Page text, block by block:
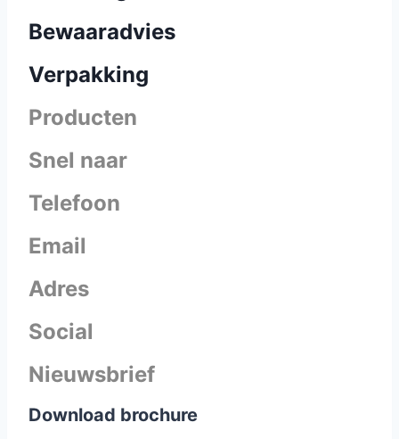
Bewaaradvies
Verpakking
Producten
Snel naar
Telefoon
Email
Adres
Social
Nieuwsbrief
Download brochure